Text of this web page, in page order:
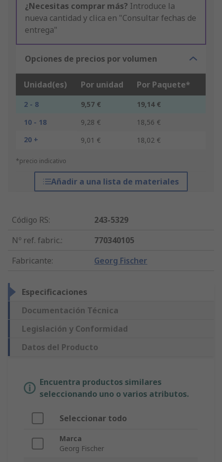
¿Necesitas comprar más? Introduce la
nueva cantidad y clica en "Consultar fechas de
entrega"
Opciones de precios por volumen
Unidad(es) Por unidad Por Paquete*
2 - 8 9,57 €
19,14 €
10 - 18
9,28 €
18,56 €
20 +
9,01 € 18,02 €
*precio indicativo
Añadir a una lista de materiales
Código RS:
243-5329
Nº ref. fabric.:
770340105
Fabricante: Georg Fischer
Especificaciones
Documentación Técnica
Legislación y Conformidad
Datos del Producto
Encuentra productos similares
seleccionando uno o varios atributos.
Seleccionar todo
Marca
Georg Fischer